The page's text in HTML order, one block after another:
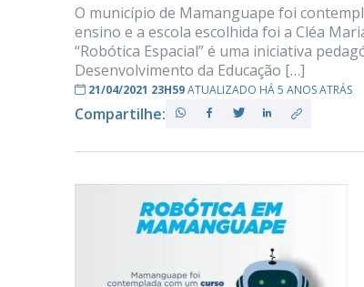
–
PB
O município de Mamanguape foi
ensino e a escola escolhida foi a Cléa
“Robótica Espacial” é uma iniciativa
Desenvolvimento da Educação […]
21/04/2021 23H59ATUALIZADO HÁ 5 ANOS ATRÁS
Compartilhe: